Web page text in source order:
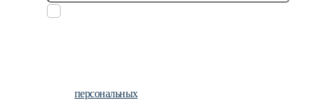
персональных